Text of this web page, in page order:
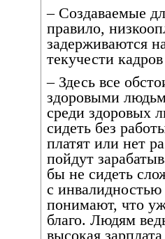
– Создаваемые
правило,
задерживаются
текучести
– Здесь все
здоровыми
среди здоровых
сидеть без
платят или нет
пойдут
бы не сидеть
с
понимают, что
благо. Людям
высокая